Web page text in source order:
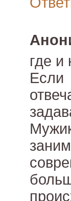
где и
Если